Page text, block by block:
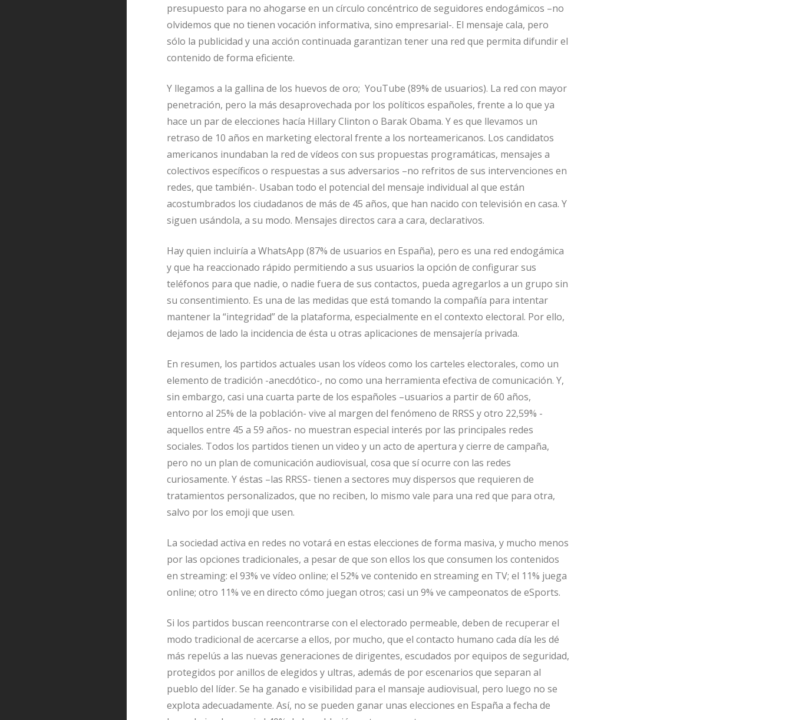
presupuesto para no ahogarse en un círculo concéntrico de seguidores endogámicos –no
olvidemos que no tienen vocación informativa, sino empresarial-. El mensaje cala, pero
sólo la publicidad y una acción continuada garantizan tener una red que permita difundir el
contenido de forma eficiente.
Y llegamos a la gallina de los huevos de oro; YouTube (89% de usuarios). La red con mayor
penetración, pero la más desaprovechada por los políticos españoles, frente a lo que ya
hace un par de elecciones hacía Hillary Clinton o Barak Obama. Y es que llevamos un
retraso de 10 años en marketing electoral frente a los norteamericanos. Los candidatos
americanos inundaban la red de vídeos con sus propuestas programáticas, mensajes a
colectivos específicos o respuestas a sus adversarios –no refritos de sus intervenciones en
redes, que también-. Usaban todo el potencial del mensaje individual al que están
acostumbrados los ciudadanos de más de 45 años, que han nacido con televisión en casa. Y
siguen usándola, a su modo. Mensajes directos cara a cara, declarativos.
Hay quien incluiría a WhatsApp (87% de usuarios en España), pero es una red endogámica
y que ha reaccionado rápido permitiendo a sus usuarios la opción de configurar sus
teléfonos para que nadie, o nadie fuera de sus contactos, pueda agregarlos a un grupo sin
su consentimiento. Es una de las medidas que está tomando la compañía para intentar
mantener la “integridad” de la plataforma, especialmente en el contexto electoral. Por ello,
dejamos de lado la incidencia de ésta u otras aplicaciones de mensajería privada.
En resumen, los partidos actuales usan los vídeos como los carteles electorales, como un
elemento de tradición -anecdótico-, no como una herramienta efectiva de comunicación. Y,
sin embargo, casi una cuarta parte de los españoles –usuarios a partir de 60 años,
entorno al 25% de la población- vive al margen del fenómeno de RRSS y otro 22,59% -
aquellos entre 45 a 59 años- no muestran especial interés por las principales redes
sociales. Todos los partidos tienen un video y un acto de apertura y cierre de campaña,
pero no un plan de comunicación audiovisual, cosa que sí ocurre con las redes
curiosamente. Y éstas –las RRSS- tienen a sectores muy dispersos que requieren de
tratamientos personalizados, que no reciben, lo mismo vale para una red que para otra,
salvo por los emoji que usen.
La sociedad activa en redes no votará en estas elecciones de forma masiva, y mucho menos
por las opciones tradicionales, a pesar de que son ellos los que consumen los contenidos
en streaming: el 93% ve vídeo online; el 52% ve contenido en streaming en TV; el 11% juega
online; otro 11% ve en directo cómo juegan otros; casi un 9% ve campeonatos de eSports.
Si los partidos buscan reencontrarse con el electorado permeable, deben de recuperar el
modo tradicional de acercarse a ellos, por mucho, que el contacto humano cada día les dé
más repelús a las nuevas generaciones de dirigentes, escudados por equipos de seguridad,
protegidos por anillos de elegidos y ultras, además de por escenarios que separan al
pueblo del líder. Se ha ganado e visibilidad para el mansaje audiovisual, pero luego no se
explota adecuadamente. Así, no se pueden ganar unas elecciones en España a fecha de